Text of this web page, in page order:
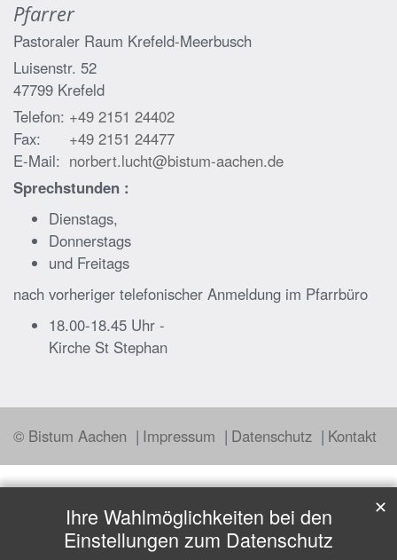
Pfarrer
Pastoraler Raum Krefeld-Meerbusch
Luisenstr. 52
47799 Krefeld
Telefon: +49 2151 24402
Fax:
+49 2151 24477
E-Mail: norbert.lucht@bistum-aachen.de
Sprechstunden :
Dienstags,
Donnerstags
und Freitags
nach vorheriger telefonischer Anmeldung im Pfarrbüro
18.00-18.45 Uhr -
Kirche St Stephan
© Bistum Aachen Impressum Datenschutz Kontakt
Ihre Wahlmöglichkeiten bei den
Einstellungen zum Datenschutz
✕